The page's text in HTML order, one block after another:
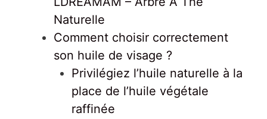
Naturelle
Comment choisir correctement
son huile de visage ?
Privilégiez l’huile naturelle à la
place de l’huile végétale
raffinée